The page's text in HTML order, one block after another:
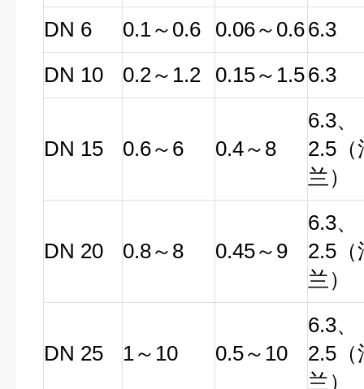
DN 6 0.1～0.6 0.06～0.66.3
DN 10
0.2～1.2 0.15～1.56.3
DN 15 0.6～6 0.4～8
6.3、
2.5（
兰）
DN 20 0.8～8 0.45～9
6.3、
2.5（
兰）
DN 25 1～10 0.5～10
6.3、
2.5（
兰）